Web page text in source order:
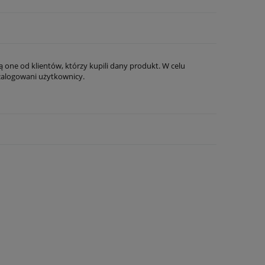
one od klientów, którzy kupili dany produkt. W celu
użytkownicy.